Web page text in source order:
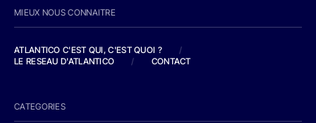
MIEUX NOUS CONNAITRE
ATLANTICO C'EST QUI, C'EST QUOI ?
/
LE RESEAU D'ATLANTICO
/ CONTACT
CATEGORIES